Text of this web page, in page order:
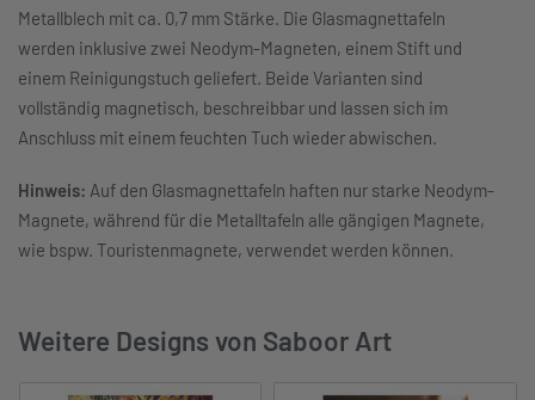
Metallblech mit ca. 0,7 mm Stärke. Die Glasmagnettafeln
werden inklusive zwei Neodym-Magneten, einem Stift und
einem Reinigungstuch geliefert. Beide Varianten sind
vollständig magnetisch, beschreibbar und lassen sich im
Anschluss mit einem feuchten Tuch wieder abwischen.
Hinweis: Auf den Glasmagnettafeln haften nur starke Neodym-
Magnete, während für die Metalltafeln alle gängigen Magnete,
wie bspw. Touristenmagnete, verwendet werden können.
Weitere Designs von Saboor Art